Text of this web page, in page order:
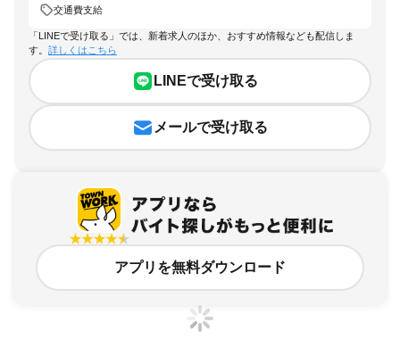
交通費支給
「LINEで受け取る」では、新着求人のほか、おすすめ情報なども配信しま
す。 詳しくはこちら
LINEで受け取る
メールで受け取る
アプリを無料ダウンロード